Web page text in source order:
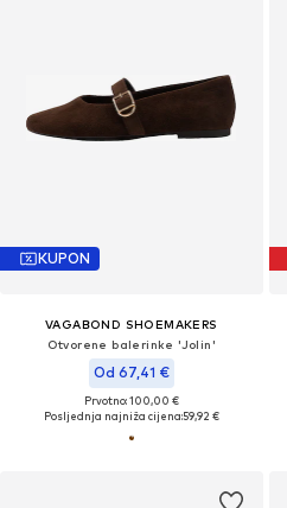
KUPON
VAGABOND SHOEMAKERS
Otvorene balerinke 'Jolin'
Od 67,41 €
Prvotno: 100,00 €
Posljednja najniža cijena:59,92 €